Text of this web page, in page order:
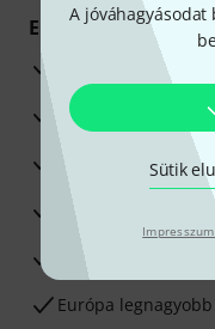
A
Sütik
Impresszum
Előnyök
3 éves Thomann-
30 napos
Javítás/Szervizelés
Hozzáértők
Elégedettségi
Európa